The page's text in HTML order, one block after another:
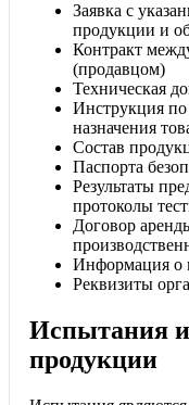
Заявка с
продукции и
Контракт
(продавцом)
Техническая
Инструкция
назначения
Состав
Паспорта
Результаты
протоколы
Договор
Информация о
Реквизиты
Испытания
продукции